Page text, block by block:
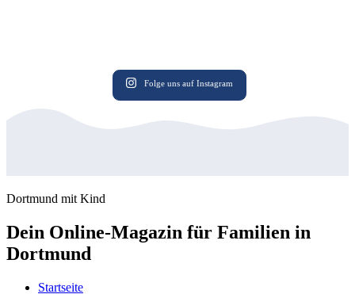
Folge uns auf Instagram
Dortmund mit Kind
Dein Online-Magazin für Familien in
Dortmund
Startseite